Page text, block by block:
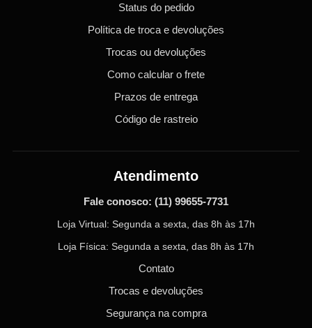
Status do pedido
Política de troca e devoluções
Trocas ou devoluções
Como calcular o frete
Prazos de entrega
Código de rastreio
Atendimento
Fale conosco: (11) 99655-7731
Loja Virtual: Segunda a sexta, das 8h às 17h
Loja Física: Segunda a sexta, das 8h às 17h
Contato
Trocas e devoluções
Segurança na compra